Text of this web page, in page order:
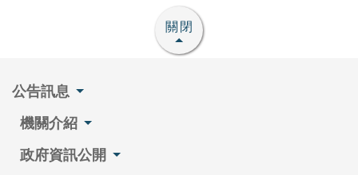
關閉
公告訊息
機關介紹
政府資訊公開